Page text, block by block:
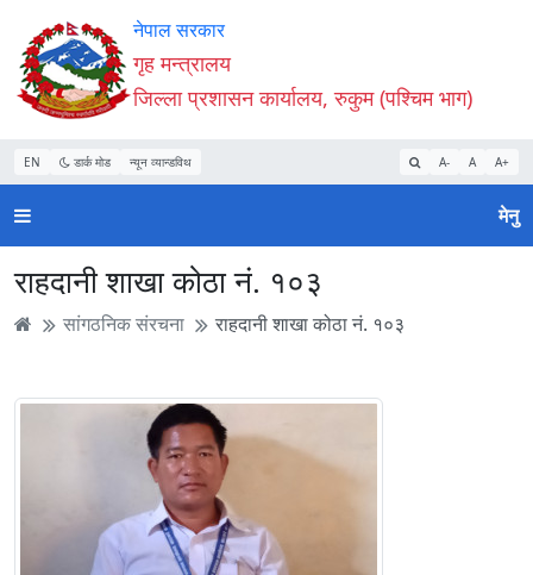
Accessibility
Mode
सुरु
गर्नुहोस्
सामाग्री
पढ्नुहाेस्
नेभिगेसन
पढ्नुहाेस्
वेबसाइट
खोजमा
जानुहोस्
नेपाल सरकार
गृह मन्त्रालय
जिल्ला प्रशासन कार्यालय, रुकुम (पश्चिम भाग)
EN डार्क मोड न्यून व्यान्डविथ A- A A+
मेनु
राहदानी शाखा कोठा नं. १०३
सांगठनिक संरचना राहदानी शाखा कोठा नं. १०३